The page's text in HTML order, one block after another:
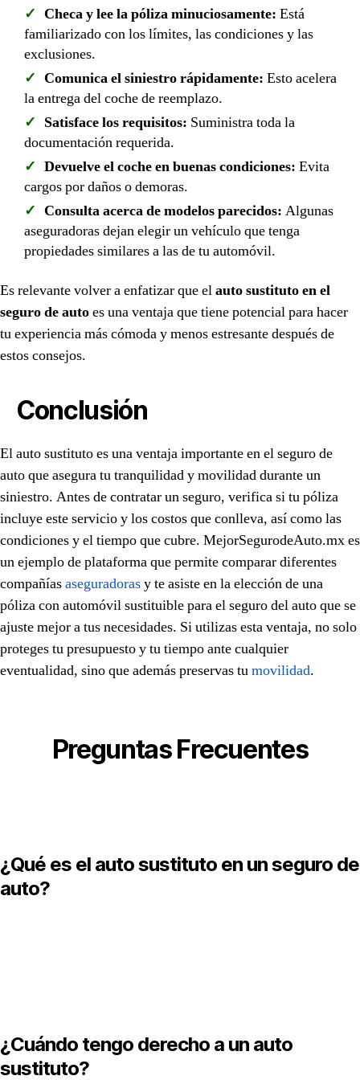
Checa y lee la póliza minuciosamente: Está
familiarizado con los límites, las condiciones y las
exclusiones.
Comunica el siniestro rápidamente: Esto acelera
la entrega del coche de reemplazo.
Satisface los requisitos: Suministra toda la
documentación requerida.
Devuelve el coche en buenas condiciones: Evita
cargos por daños o demoras.
Consulta acerca de modelos parecidos: Algunas
aseguradoras dejan elegir un vehículo que tenga
propiedades similares a las de tu automóvil.
Es relevante volver a enfatizar que elauto sustituto en el
seguro de autoes una ventaja que tiene potencial para hacer
tu experiencia más cómoda y menos estresante después de
estos consejos.
Conclusión
El auto sustituto es una ventaja importante en el seguro de
auto que asegura tu tranquilidad y movilidad durante un
siniestro. Antes de contratar un seguro, verifica si tu póliza
incluye este servicio y los costos que conlleva, así como las
condiciones y el tiempo que cubre. MejorSegurodeAuto.mx es
un ejemplo de plataforma que permite comparar diferentes
compañíasaseguradorasy te asiste en la elección de una
póliza con automóvil sustituible para el seguro del auto que se
ajuste mejor a tus necesidades. Si utilizas esta ventaja, no solo
proteges tu presupuesto y tu tiempo ante cualquier
eventualidad, sino que además preservas tumovilidad.
Preguntas Frecuentes
¿Qué es el auto sustituto en un seguro de
auto?
¿Cuándo tengo derecho a un auto
sustituto?